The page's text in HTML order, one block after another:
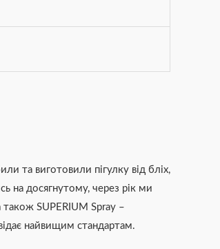
та виготовили пігулку від бліх,
на досягнутому, через рік ми
також SUPERIUM Spray –
найвищим стандартам.